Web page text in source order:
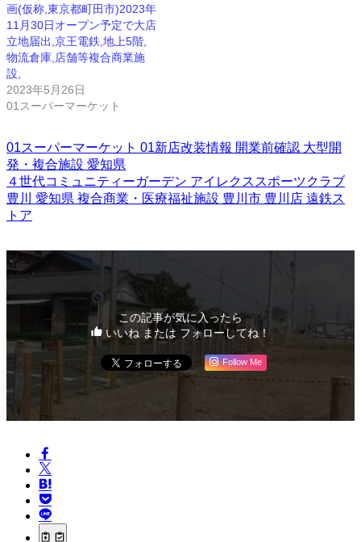
画(仮称,東京都町田市)2023年
11月30日オープン予定で大店
立地届出,京王電鉄,地上5階,
物流倉庫,店舗等複合商業施
設,
2023年5月26日
01スーパーマーケット
01スーパーマーケット 01新店改装情報 開業前確認 大型開
発・複合施設 愛知県
４世代コミュニティーガーデン アイレクススポーツクラブ
豊川 愛知県 複合商業・医療福祉施設 豊川市 豊川店 遠鉄ス
トア
この記事が気に入ったら
いいね または フォローしてね！
Follow Me